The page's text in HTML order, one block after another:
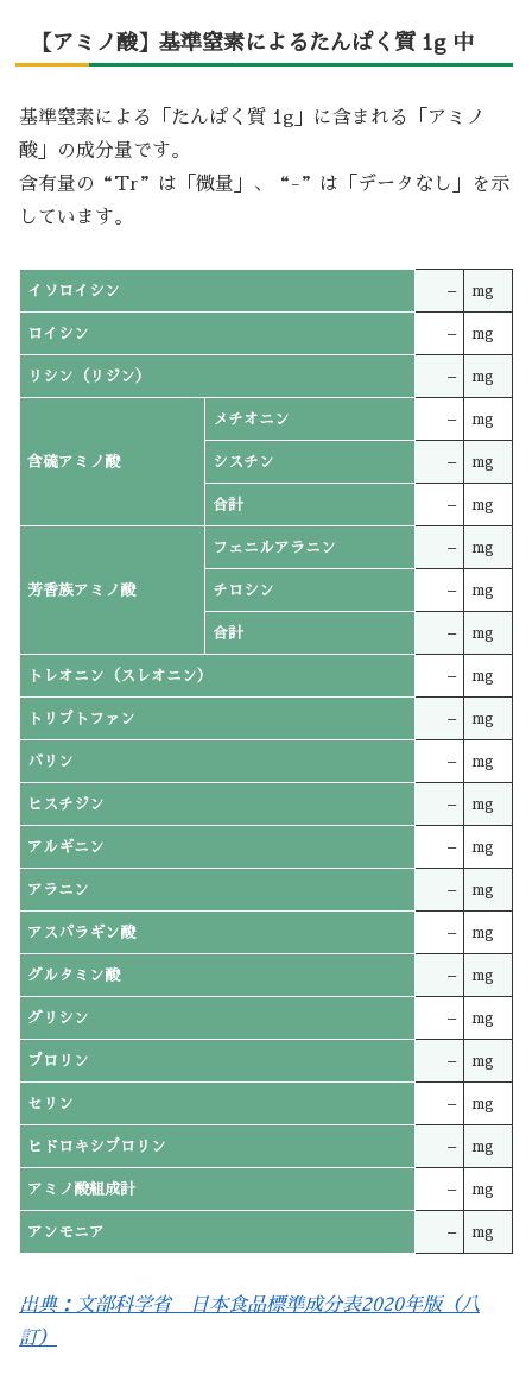
【アミノ酸】基準窒素によるたんぱく質 1g 中
基準窒素による「たんぱく質 1g」に含まれる「アミノ
酸」の成分量です。
含有量の“Tr”は「微量」、“-”は「データなし」を示
しています。
イソロイシン – mg
ロイシン – mg
リシン（リジン） – mg
含硫アミノ酸
メチオニン – mg
シスチン – mg
合計 – mg
芳香族アミノ酸
フェニルアラニン – mg
チロシン – mg
合計 – mg
トレオニン（スレオニン） – mg
トリプトファン – mg
バリン – mg
ヒスチジン – mg
アルギニン – mg
アラニン – mg
アスパラギン酸 – mg
グルタミン酸 – mg
グリシン – mg
プロリン – mg
セリン – mg
ヒドロキシプロリン – mg
アミノ酸組成計 – mg
アンモニア – mg
出典：文部科学省 日本食品標準成分表2020年版（八
訂）